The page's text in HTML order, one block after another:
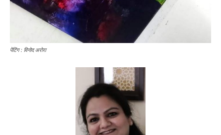
पेंटिंग : विनोद अरोरा